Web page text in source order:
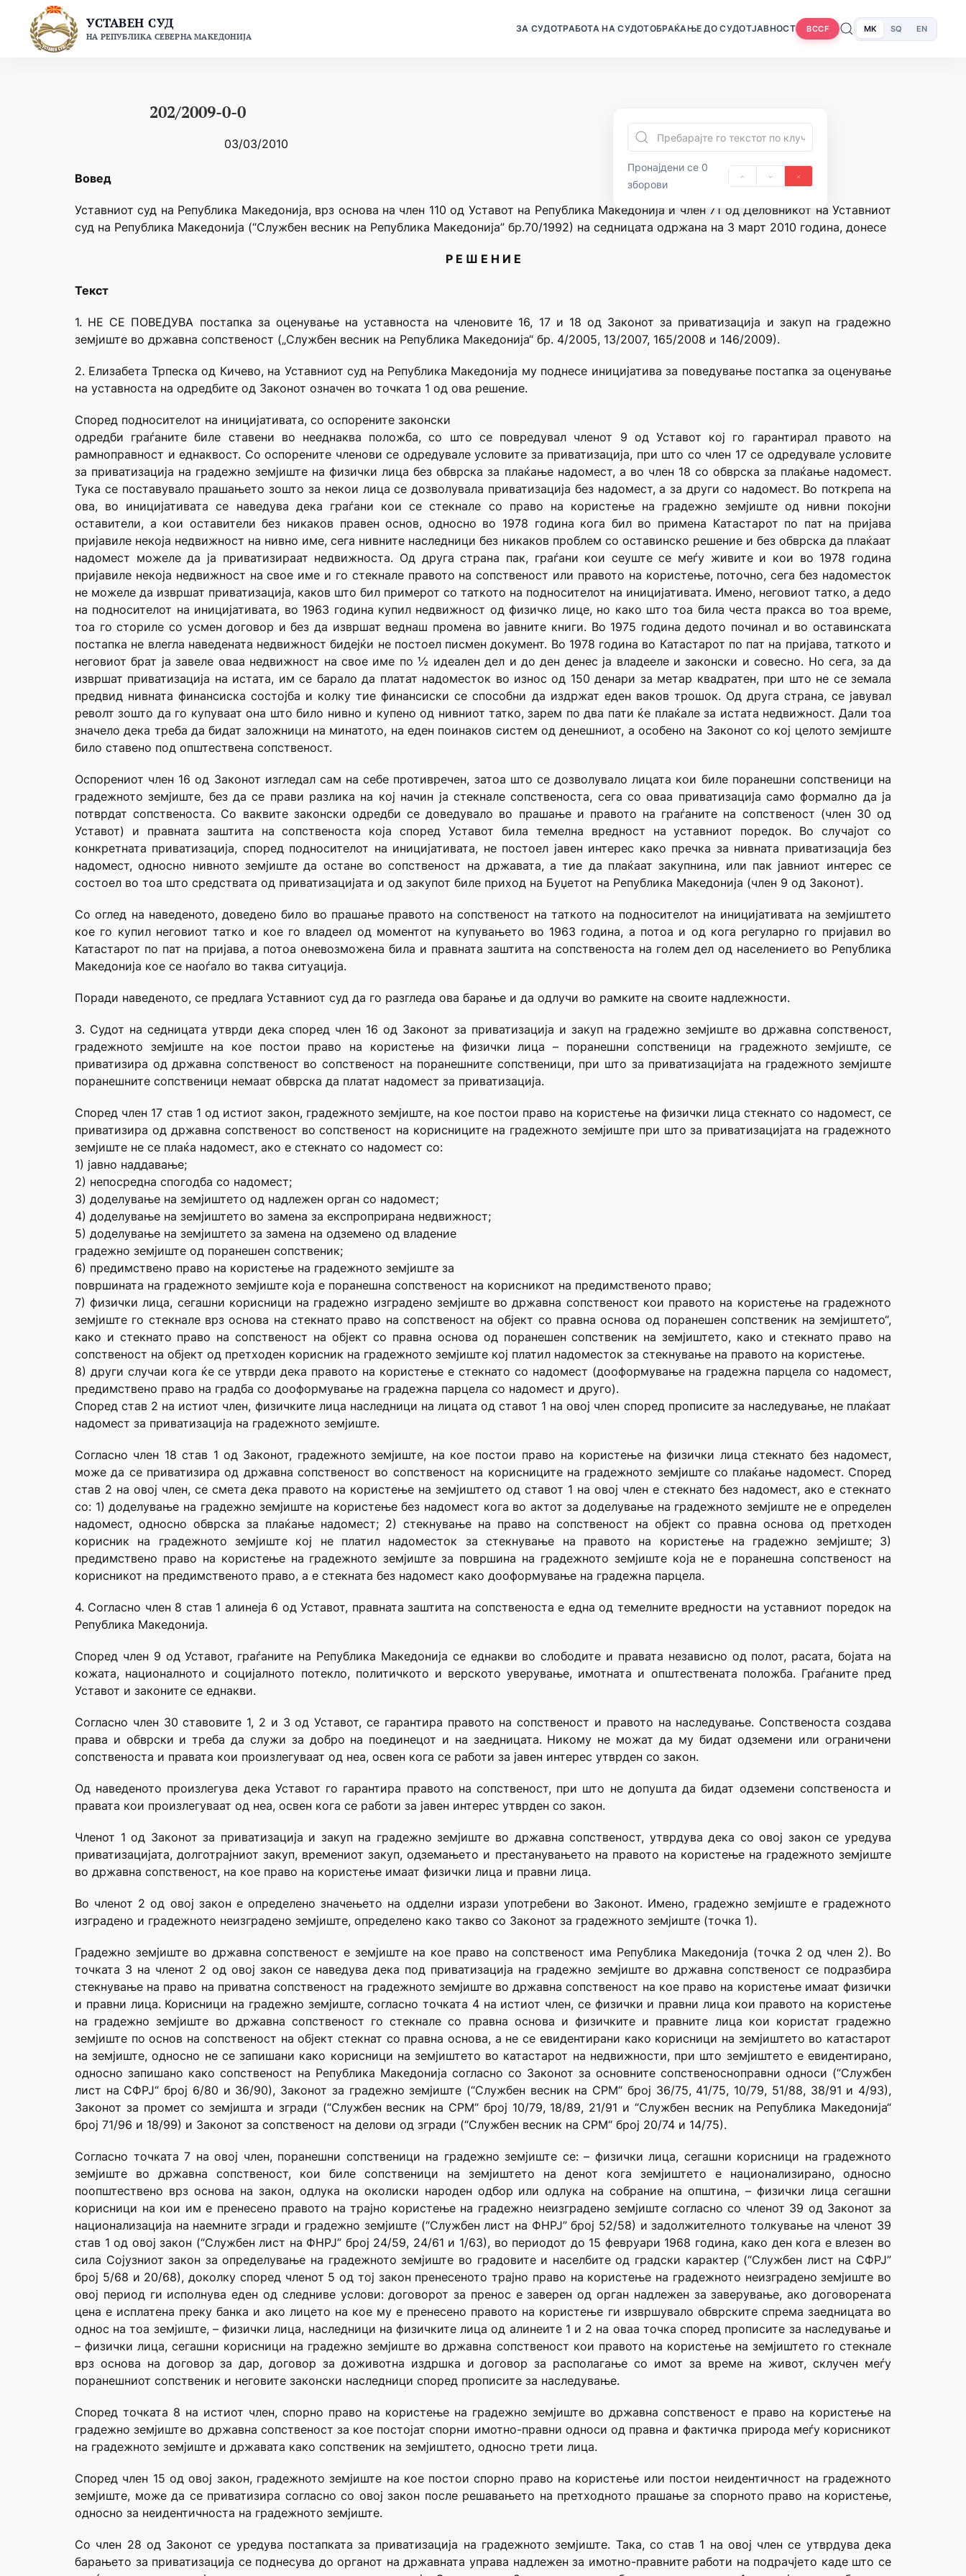
content
УСТАВЕН СУД
НА РЕПУБЛИКА СЕВЕРНА МАКЕДОНИЈА
ЗА СУДОТРАБОТА НА СУДОТОБРАЌАЊЕ ДО СУДОТЈАВНОСТ BCCF MK SQ EN
202/2009-0-0
03/03/2010
Пронајдени се 0
зборови
Вовед
Уставниот суд на Република Македонија, врз основа на член 110 од Уставот на Република Македонија и член 71 од Деловникот на Уставниот
суд на Република Македонија (“Службен весник на Република Македонија” бр.70/1992) на седницата одржана на 3 март 2010 година, донесе
Р Е Ш Е Н И Е
Текст
1. НЕ СЕ ПОВЕДУВА постапка за оценување на уставноста на членовите 16, 17 и 18 од Законот за приватизација и закуп на градежно
земјиште во државна сопственост („Службен весник на Република Македонија“ бр. 4/2005, 13/2007, 165/2008 и 146/2009).
2. Елизабета Трпеска од Кичево, на Уставниот суд на Република Македонија му поднесе иницијатива за поведување постапка за оценување
на уставноста на одредбите од Законот означен во точката 1 од ова решение.
Според подносителот на иницијативата, со оспорените законски
одредби граѓаните биле ставени во нееднаква положба, со што се повредувал членот 9 од Уставот кој го гарантирал правото на
рамноправност и еднаквост. Со оспорените членови се одредувале условите за приватизација, при што со член 17 се одредувале условите
за приватизација на градежно земјиште на физички лица без обврска за плаќање надомест, а во член 18 со обврска за плаќање надомест.
Тука се поставувало прашањето зошто за некои лица се дозволувала приватизација без надомест, а за други со надомест. Во поткрепа на
ова, во иницијативата се наведува дека граѓани кои се стекнале со право на користење на градежно земјиште од нивни покојни
оставители, а кои оставители без никаков правен основ, односно во 1978 година кога бил во примена Катастарот по пат на пријава
пријавиле некоја недвижност на нивно име, сега нивните наследници без никаков проблем со оставинско решение и без обврска да плаќаат
надомест можеле да ја приватизираат недвижноста. Од друга страна пак, граѓани кои сеуште се меѓу живите и кои во 1978 година
пријавиле некоја недвижност на свое име и го стекнале правото на сопственост или правото на користење, поточно, сега без надоместок
не можеле да извршат приватизација, каков што бил примерот со таткото на подносителот на иницијативата. Имено, неговиот татко, а дедо
на подносителот на иницијативата, во 1963 година купил недвижност од физичко лице, но како што тоа била честа пракса во тоа време,
тоа го сториле со усмен договор и без да извршат веднаш промена во јавните книги. Во 1975 година дедото починал и во оставинската
постапка не влегла наведената недвижност бидејќи не постоел писмен документ. Во 1978 година во Катастарот по пат на пријава, таткото и
неговиот брат ја завеле оваа недвижност на свое име по ½ идеален дел и до ден денес ја владееле и законски и совесно. Но сега, за да
извршат приватизација на истата, им се барало да платат надоместок во износ од 150 денари за метар квадратен, при што не се земала
предвид нивната финансиска состојба и колку тие финансиски се способни да издржат еден ваков трошок. Од друга страна, се јавувал
револт зошто да го купуваат она што било нивно и купено од нивниот татко, зарем по два пати ќе плаќале за истата недвижност. Дали тоа
значело дека треба да бидат заложници на минатото, на еден поинаков систем од денешниот, а особено на Законот со кој целото земјиште
било ставено под општествена сопственост.
Оспорениот член 16 од Законот изгледал сам на себе противречен, затоа што се дозволувало лицата кои биле поранешни сопственици на
градежното земјиште, без да се прави разлика на кој начин ја стекнале сопственоста, сега со оваа приватизација само формално да ја
потврдат сопственоста. Со ваквите законски одредби се доведувало во прашање и правото на граѓаните на сопственост (член 30 од
Уставот) и правната заштита на сопственоста која според Уставот била темелна вредност на уставниот поредок. Во случајот со
конкретната приватизација, според подносителот на иницијативата, не постоел јавен интерес како пречка за нивната приватизација без
надомест, односно нивното земјиште да остане во сопственост на државата, а тие да плаќаат закупнина, или пак јавниот интерес се
состоел во тоа што средствата од приватизацијата и од закупот биле приход на Буџетот на Република Македонија (член 9 од Законот).
Со оглед на наведеното, доведено било во прашање правото на сопственост на таткото на подносителот на иницијативата на земјиштето
кое го купил неговиот татко и кое го владеел од моментот на купувањето во 1963 година, а потоа и од кога регуларно го пријавил во
Катастарот по пат на пријава, а потоа оневозможена била и правната заштита на сопственоста на голем дел од населението во Република
Македонија кое се наоѓало во таква ситуација.
Поради наведеното, се предлага Уставниот суд да го разгледа ова барање и да одлучи во рамките на своите надлежности.
3. Судот на седницата утврди дека според член 16 од Законот за приватизација и закуп на градежно земјиште во државна сопственост,
градежното земјиште на кое постои право на користење на физички лица – поранешни сопственици на градежното земјиште, се
приватизира од државна сопственост во сопственост на поранешните сопственици, при што за приватизацијата на градежното земјиште
поранешните сопственици немаат обврска да платат надомест за приватизација.
Според член 17 став 1 од истиот закон, градежното земјиште, на кое постои право на користење на физички лица стекнато со надомест, се
приватизира од државна сопственост во сопственост на корисниците на градежното земјиште при што за приватизацијата на градежното
земјиште не се плаќа надомест, ако е стекнато со надомест со:
1) јавно наддавање;
2) непосредна спогодба со надомест;
3) доделување на земјиштето од надлежен орган со надомест;
4) доделување на земјиштето во замена за експроприрана недвижност;
5) доделување на земјиштето за замена на одземено од владение
градежно земјиште од поранешен сопственик;
6) предимствено право на користење на градежното земјиште за
површината на градежното земјиште која е поранешна сопственост на корисникот на предимственото право;
7) физички лица, сегашни корисници на градежно изградено земјиште во државна сопственост кои правото на користење на градежното
земјиште го стекнале врз основа на стекнато право на сопственост на објект со правна основа од поранешен сопственик на земјиштето“,
како и стекнато право на сопственост на објект со правна основа од поранешен сопственик на земјиштето, како и стекнато право на
сопственост на објект од претходен корисник на градежното земјиште кој платил надоместок за стекнување на правото на користење.
8) други случаи кога ќе се утврди дека правото на користење е стекнато со надомест (дооформување на градежна парцела со надомест,
предимствено право на градба со дооформување на градежна парцела со надомест и друго).
Според став 2 на истиот член, физичките лица наследници на лицата од ставот 1 на овој член според прописите за наследување, не плаќаат
надомест за приватизација на градежното земјиште.
Согласно член 18 став 1 од Законот, градежното земјиште, на кое постои право на користење на физички лица стекнато без надомест,
може да се приватизира од државна сопственост во сопственост на корисниците на градежното земјиште со плаќање надомест. Според
став 2 на овој член, се смета дека правото на користење на земјиштето од ставот 1 на овој член е стекнато без надомест, ако е стекнато
со: 1) доделување на градежно земјиште на користење без надомест кога во актот за доделување на градежното земјиште не е определен
надомест, односно обврска за плаќање надомест; 2) стекнување на право на сопственост на објект со правна основа од претходен
корисник на градежното земјиште кој не платил надоместок за стекнување на правото на користење на градежно земјиште; 3)
предимствено право на користење на градежното земјиште за површина на градежното земјиште која не е поранешна сопственост на
корисникот на предимственото право, а е стекната без надомест како дооформување на градежна парцела.
4. Согласно член 8 став 1 алинеја 6 од Уставот, правната заштита на сопственоста е една од темелните вредности на уставниот поредок на
Република Македонија.
Според член 9 од Уставот, граѓаните на Република Македонија се еднакви во слободите и правата независно од полот, расата, бојата на
кожата, националното и социјалното потекло, политичкото и верското уверување, имотната и општествената положба. Граѓаните пред
Уставот и законите се еднакви.
Согласно член 30 ставовите 1, 2 и 3 од Уставот, се гарантира правото на сопственост и правото на наследување. Сопственоста создава
права и обврски и треба да служи за добро на поединецот и на заедницата. Никому не можат да му бидат одземени или ограничени
сопственоста и правата кои произлегуваат од неа, освен кога се работи за јавен интерес утврден со закон.
Од наведеното произлегува дека Уставот го гарантира правото на сопственост, при што не допушта да бидат одземени сопственоста и
правата кои произлегуваат од неа, освен кога се работи за јавен интерес утврден со закон.
Членот 1 од Законот за приватизација и закуп на градежно земјиште во државна сопственост, утврдува дека со овој закон се уредува
приватизацијата, долготрајниот закуп, времениот закуп, одземањето и престанувањето на правото на користење на градежното земјиште
во државна сопственост, на кое право на користење имаат физички лица и правни лица.
Во членот 2 од овој закон е определено значењето на одделни изрази употребени во Законот. Имено, градежно земјиште е градежното
изградено и градежното неизградено земјиште, определено како такво со Законот за градежното земјиште (точка 1).
Градежно земјиште во државна сопственост е земјиште на кое право на сопственост има Република Македонија (точка 2 од член 2). Во
точката 3 на членот 2 од овој закон се наведува дека под приватизација на градежно земјиште во државна сопственост се подразбира
стекнување на право на приватна сопственост на градежното земјиште во државна сопственост на кое право на користење имаат физички
и правни лица. Корисници на градежно земјиште, согласно точката 4 на истиот член, се физички и правни лица кои правото на користење
на градежно земјиште во државна сопственост го стекнале со правна основа и физичките и правните лица кои користат градежно
земјиште по основ на сопственост на објект стекнат со правна основа, а не се евидентирани како корисници на земјиштето во катастарот
на земјиште, односно не се запишани како корисници на земјиштето во катастарот на недвижности, при што земјиштето е евидентирано,
односно запишано како сопственост на Република Македонија согласно со Законот за основните сопственосноправни односи (“Службен
лист на СФРЈ“ број 6/80 и 36/90), Законот за градежно земјиште (“Службен весник на СРМ“ број 36/75, 41/75, 10/79, 51/88, 38/91 и 4/93),
Законот за промет со земјишта и згради (“Службен весник на СРМ“ број 10/79, 18/89, 21/91 и “Службен весник на Република Македонија“
број 71/96 и 18/99) и Законот за сопственост на делови од згради (“Службен весник на СРМ“ број 20/74 и 14/75).
Согласно точката 7 на овој член, поранешни сопственици на градежно земјиште се: – физички лица, сегашни корисници на градежното
земјиште во државна сопственост, кои биле сопственици на земјиштето на денот кога земјиштето е национализирано, односно
поопштествено врз основа на закон, одлука на околиски народен одбор или одлука на собрание на општина, – физички лица сегашни
корисници на кои им е пренесено правото на трајно користење на градежно неизградено земјиште согласно со членот 39 од Законот за
национализација на наемните згради и градежно земјиште (“Службен лист на ФНРЈ” број 52/58) и задолжителното толкување на членот 39
став 1 од овој закон (“Службен лист на ФНРЈ” број 24/59, 24/61 и 1/63), во периодот до 15 февруари 1968 година, како ден кога е влезен во
сила Сојузниот закон за определување на градежното земјиште во градовите и населбите од градски карактер (“Службен лист на СФРЈ”
број 5/68 и 20/68), доколку според членот 5 од тој закон пренесеното трајно право на користење на градежното неизградено земјиште во
овој период ги исполнува еден од следниве услови: договорот за пренос е заверен од орган надлежен за заверување, ако договорената
цена е исплатена преку банка и ако лицето на кое му е пренесено правото на користење ги извршувало обврските спрема заедницата во
однос на тоа земјиште, – физички лица, наследници на физичките лица од алинеите 1 и 2 на оваа точка според прописите за наследување и
– физички лица, сегашни корисници на градежно земјиште во државна сопственост кои правото на користење на земјиштето го стекнале
врз основа на договор за дар, договор за доживотна издршка и договор за располагање со имот за време на живот, склучен меѓу
поранешниот сопственик и неговите законски наследници според прописите за наследување.
Според точката 8 на истиот член, спорно право на користење на градежно земјиште во државна сопственост е право на користење на
градежно земјиште во државна сопственост за кое постојат спорни имотно-правни односи од правна и фактичка природа меѓу корисникот
на градежното земјиште и државата како сопственик на земјиштето, односно трети лица.
Според член 15 од овој закон, градежното земјиште на кое постои спорно право на користење или постои неидентичност на градежното
земјиште, може да се приватизира согласно со овој закон после решавањето на претходното прашање за спорното право на користење,
односно за неидентичноста на градежното земјиште.
Со член 28 од Законот се уредува постапката за приватизација на градежното земјиште. Така, со став 1 на овој член се утврдува дека
барањето за приватизација се поднесува до органот на државната управа надлежен за имотно-правните работи на подрачјето каде што се